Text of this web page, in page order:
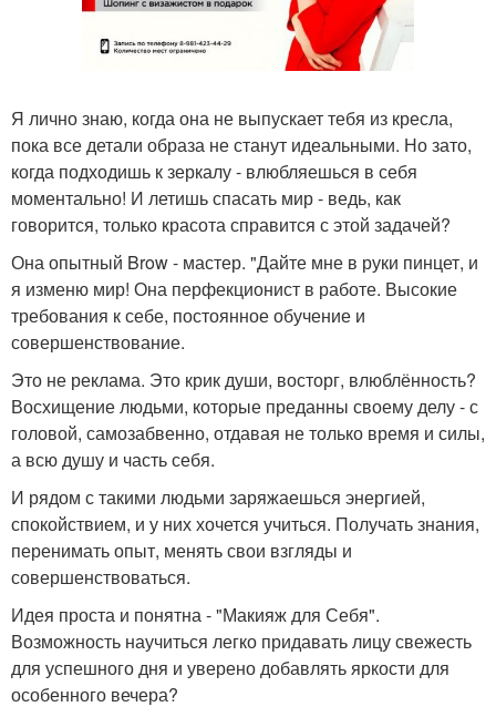
Я лично знаю, когда она не выпускает тебя из кресла,
пока все детали образа не станут идеальными. Но зато,
когда подходишь к зеркалу - влюбляешься в себя
моментально! И летишь спасать мир - ведь, как
говорится, только красота справится с этой задачей?
Она опытный Brow - мастер. "Дайте мне в руки пинцет, и
я изменю мир! Она перфекционист в работе. Высокие
требования к себе, постоянное обучение и
совершенствование.
Это не реклама. Это крик души, восторг, влюблённость?
Восхищение людьми, которые преданны своему делу - с
головой, самозабвенно, отдавая не только время и силы,
а всю душу и часть себя.
И рядом с такими людьми заряжаешься энергией,
спокойствием, и у них хочется учиться. Получать знания,
перенимать опыт, менять свои взгляды и
совершенствоваться.
Идея проста и понятна - "Макияж для Себя".
Возможность научиться легко придавать лицу свежесть
для успешного дня и уверено добавлять яркости для
особенного вечера?